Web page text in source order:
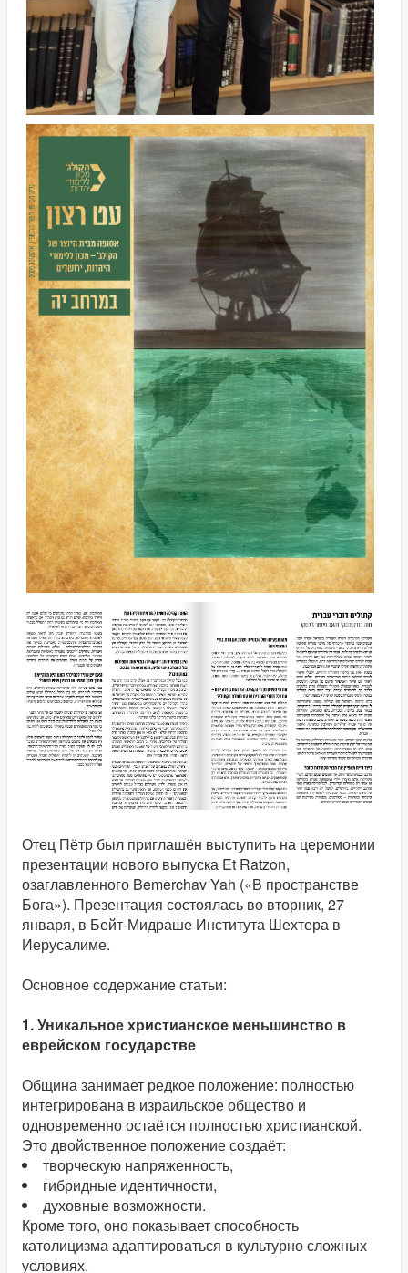
Отец Пётр был приглашён выступить на церемонии
презентации нового выпуска Et Ratzon,
озаглавленного Bemerchav Yah («В пространстве
Бога»). Презентация состоялась во вторник, 27
января, в Бейт-Мидраше Института Шехтера в
Иерусалиме.
Основное содержание статьи:
1. Уникальное христианское меньшинство в
еврейском государстве
Община занимает редкое положение: полностью
интегрирована в израильское общество и
одновременно остаётся полностью христианской.
Это двойственное положение создаёт:
творческую напряженность,
гибридные идентичности,
духовные возможности.
Кроме того, оно показывает способность
католицизма адаптироваться в культурно сложных
условиях.